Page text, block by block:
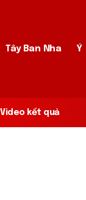
Tây Ban Nha Ý
Video kết quả